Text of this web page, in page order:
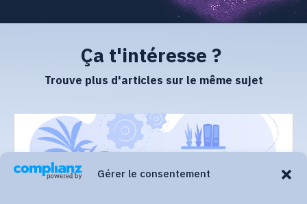
Gérer le consentement
Ça t'intéresse ?
Trouve plus d'articles sur le même sujet